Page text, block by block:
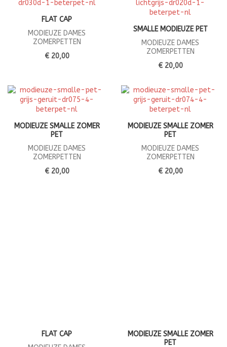
FLAT CAP
MODIEUZE DAMES
ZOMERPETTEN
€ 20,00
SMALLE MODIEUZE PET
MODIEUZE DAMES
ZOMERPETTEN
€ 20,00
MODIEUZE SMALLE ZOMER
PET
MODIEUZE DAMES
ZOMERPETTEN
€ 20,00
MODIEUZE SMALLE ZOMER
PET
MODIEUZE DAMES
ZOMERPETTEN
€ 20,00
FLAT CAP
MODIEUZE SMALLE ZOMER
PET